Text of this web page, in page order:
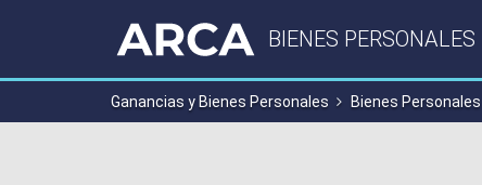
BIENES PERSONALES
Ganancias y Bienes Personales Bienes Personales